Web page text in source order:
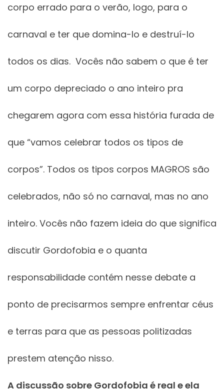
corpo errado para o verão, logo, para o
carnaval e ter que domina-lo e destruí-lo
todos os dias. Vocês não sabem o que é ter
um corpo depreciado o ano inteiro pra
chegarem agora com essa história furada de
que “vamos celebrar todos os tipos de
corpos”. Todos os tipos corpos MAGROS são
celebrados, não só no carnaval, mas no ano
inteiro. Vocês não fazem ideia do que significa
discutir Gordofobia e o quanta
responsabilidade contém nesse debate a
ponto de precisarmos sempre enfrentar céus
e terras para que as pessoas politizadas
prestem atenção nisso.
A discussão sobre Gordofobia é real e ela